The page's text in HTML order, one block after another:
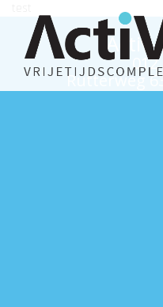
Activ
012
Rutterweg